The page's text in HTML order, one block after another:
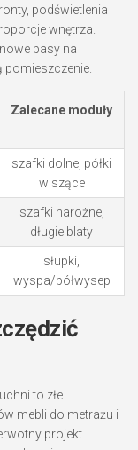
podświetlenia
wnętrza.
pasy na
pomieszczenie.
Zalecane moduły
szafki dolne, półki
wiszące
szafki narożne,
długie blaty
słupki,
wyspa/półwysep
to złe
mebli do metrażu i
projekt